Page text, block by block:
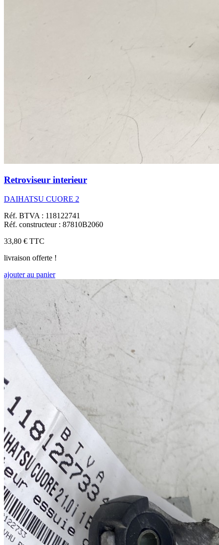
Retroviseur interieur
DAIHATSU CUORE 2
Réf. BTVA : 118122741
Réf. constructeur : 87810B2060
33,80 € TTC
livraison offerte !
ajouter au panier